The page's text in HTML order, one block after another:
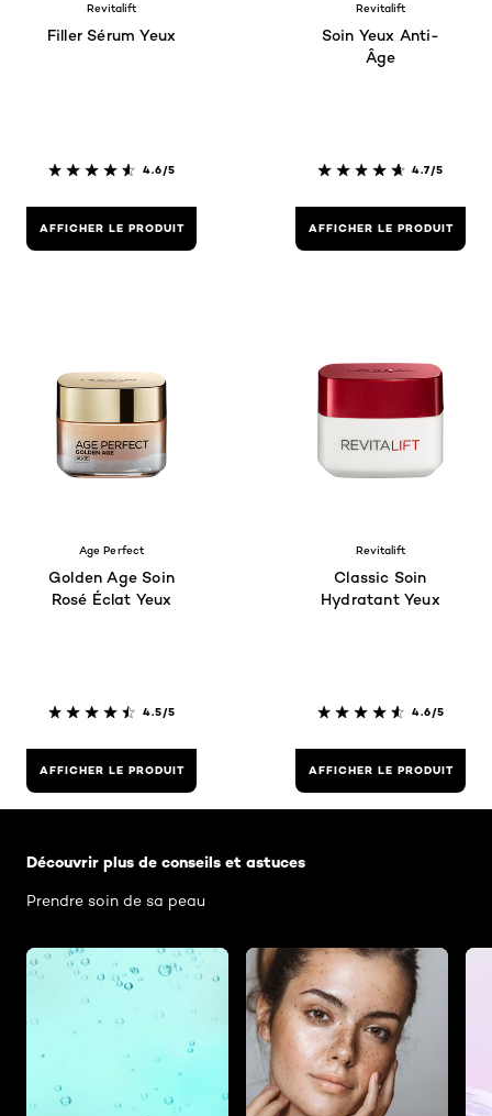
Revitalift
Filler Sérum Yeux
4.6/5
AFFICHER LE PRODUIT
Revitalift
Soin Yeux Anti-
Âge
4.7/5
AFFICHER LE PRODUIT
Age Perfect
Golden Age Soin
Rosé Éclat Yeux
4.5/5
AFFICHER LE PRODUIT
Revitalift
Classic Soin
Hydratant Yeux
4.6/5
AFFICHER LE PRODUIT
Découvrir plus de conseils et astuces
Prendre soin de sa peau